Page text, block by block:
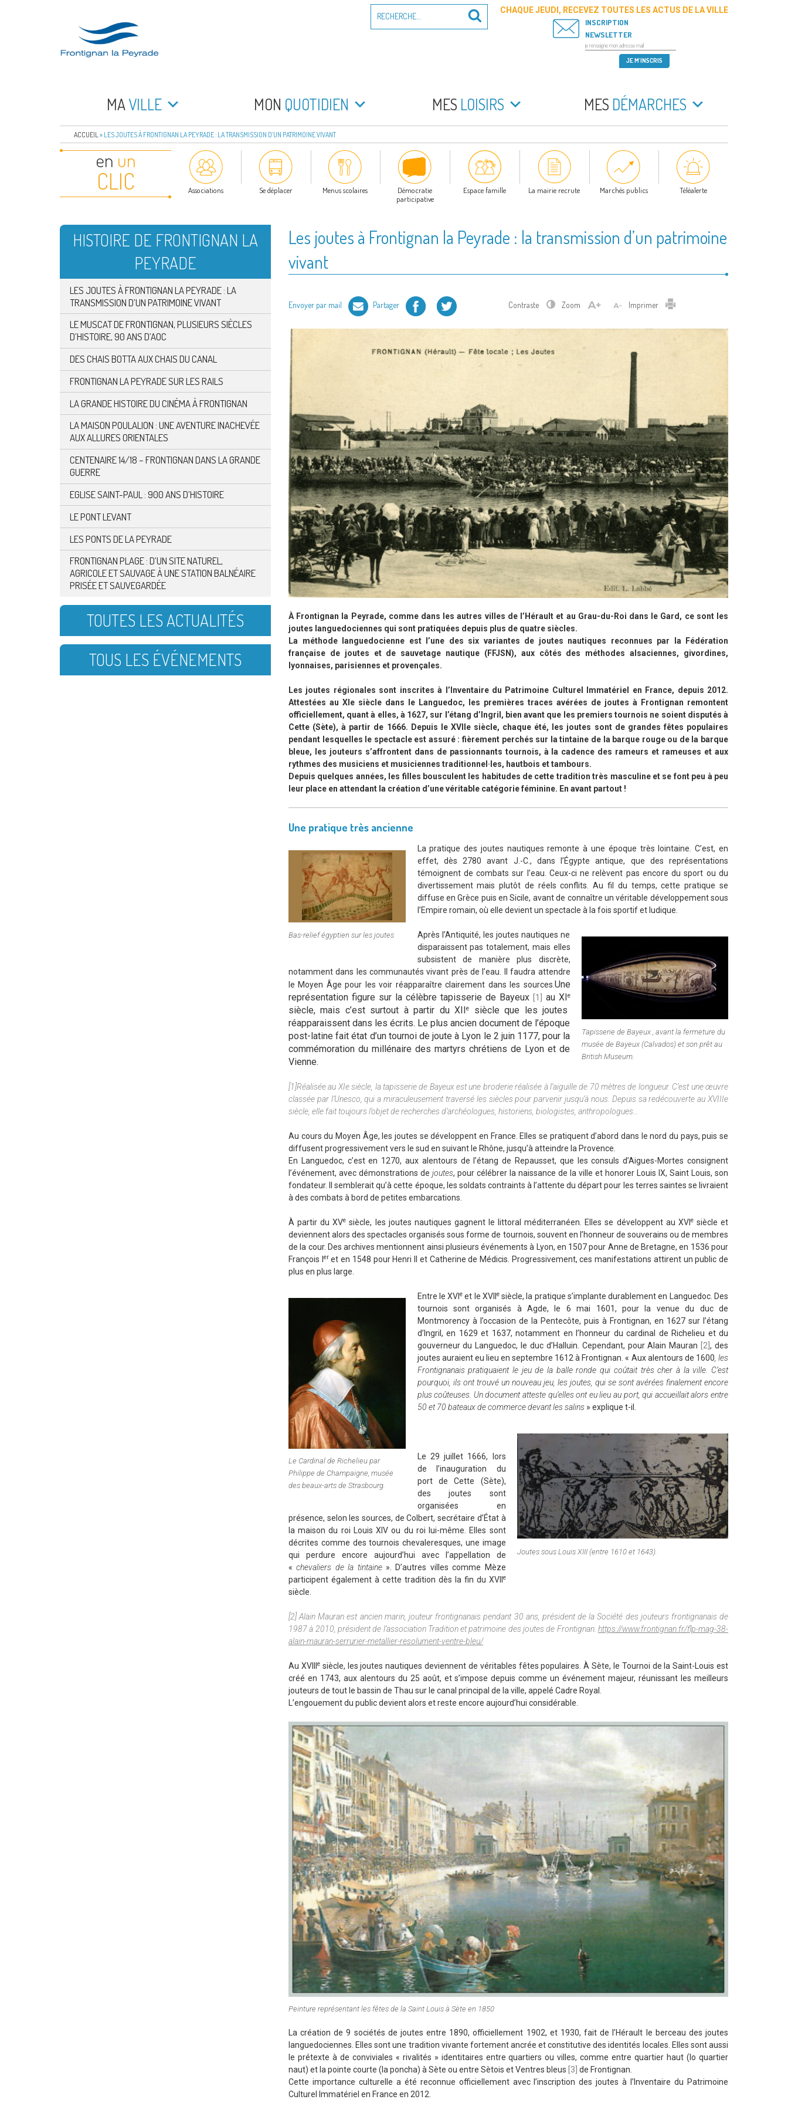
FRONTIGNAN LA PEYRADE
pour
Recherche
CHAQUE JEUDI, RECEVEZ TOUTES LES ACTUS DE LA VILLE
INSCRIPTION
NEWSLETTER
MAVILLE MON QUOTIDIEN MES LOISIRS MES DÉMARCHES
ACCUEIL » LES JOUTES À FRONTIGNAN LA PEYRADE : LA TRANSMISSION D’UN PATRIMOINE VIVANT
en un
CLIC Associations Se déplacer Menus scolaires
Démocratie
participative
Espace famille La mairie recrute Marchés publics Téléalerte
Les joutes à Frontignan la Peyrade : la transmission d’un patrimoine
vivant
Envoyer par mail Partager Facebook Twitter Contraste Zoom Imprimer Imprimer
À Frontignan la Peyrade, comme dans les autres villes de l’Hérault et au Grau-du-Roi dans le Gard, ce sont les
joutes languedociennes qui sont pratiquées depuis plus de quatre siècles.
La méthode languedocienne est l’une des six variantes de joutes nautiques reconnues par la Fédération
française de joutes et de sauvetage nautique (FFJSN), aux côtés des méthodes alsaciennes, givordines,
lyonnaises, parisiennes et provençales.
Les joutes régionales sont inscrites à l’Inventaire du Patrimoine Culturel Immatériel en France, depuis 2012.
Attestées au XIe siècle dans le Languedoc, les premières traces avérées de joutes à Frontignan remontent
officiellement, quant à elles, à 1627, sur l’étang d’Ingril, bien avant que les premiers tournois ne soient disputés à
Cette (Sète), à partir de 1666. Depuis le XVIIe siècle, chaque été, les joutes sont de grandes fêtes populaires
pendant lesquelles le spectacle est assuré : fièrement perchés sur la tintaine de la barque rouge ou de la barque
bleue, les jouteurs s’affrontent dans de passionnants tournois, à la cadence des rameurs et rameuses et aux
rythmes des musiciens et musiciennes traditionnel·les, hautbois et tambours.
Depuis quelques années, les filles bousculent les habitudes de cette tradition très masculine et se font peu à peu
leur place en attendant la création d’une véritable catégorie féminine. En avant partout !
Une pratique très ancienne
Bas-relief égyptien sur les joutes
La pratique des joutes nautiques remonte à une époque très lointaine. C’est, en
effet, dès 2780 avant J.-C., dans l’Égypte antique, que des représentations
témoignent de combats sur l’eau. Ceux-ci ne relèvent pas encore du sport ou du
divertissement mais plutôt de réels conflits. Au fil du temps, cette pratique se
diffuse en Grèce puis en Sicile, avant de connaître un véritable développement sous
l’Empire romain, où elle devient un spectacle à la fois sportif et ludique.
Tapisserie de Bayeux , avant la fermeture du
musée de Bayeux (Calvados) et son prêt au
British Museum.
Après l’Antiquité, les joutes nautiques ne
disparaissent pas totalement, mais elles
subsistent de manière plus discrète,
notamment dans les communautés vivant près de l’eau. Il faudra attendre
le Moyen Âge pour les voir réapparaître clairement dans les sources. Une
représentation figure sur la célèbre tapisserie de Bayeux
[1] au XI e
siècle, mais c’est surtout à partir du XIIe
siècle que les joutes
réapparaissent dans les écrits. Le plus ancien document de l’époque
post-latine fait état d’un tournoi de joute à Lyon le 2 juin 1177, pour la
commémoration du millénaire des martyrs chrétiens de Lyon et de
Vienne.
[1]Réalisée au XIe siècle, la tapisserie de Bayeux est une broderie réalisée à l’aiguille de 70 mètres de longueur. C’est une œuvre
classée par l’Unesco, qui a miraculeusement traversé les siècles pour parvenir jusqu’à nous. Depuis sa redécouverte au XVIIIe
siècle, elle fait toujours l’objet de recherches d’archéologues, historiens, biologistes, anthropologues…
Au cours du Moyen Âge, les joutes se développent en France. Elles se pratiquent d’abord dans le nord du pays, puis se
diffusent progressivement vers le sud en suivant le Rhône, jusqu’à atteindre la Provence.
En Languedoc, c’est en 1270, aux alentours de l’étang de Repausset, que les consuls d’Aigues-Mortes consignent
l’événement, avec démonstrations de joutes, pour célébrer la naissance de la ville et honorer Louis IX, Saint Louis, son
fondateur. Il semblerait qu’à cette époque, les soldats contraints à l’attente du départ pour les terres saintes se livraient
à des combats à bord de petites embarcations.
À partir du XVe siècle, les joutes nautiques gagnent le littoral méditerranéen. Elles se développent au XVI esiècle et
deviennent alors des spectacles organisés sous forme de tournois, souvent en l’honneur de souverains ou de membres
de la cour. Des archives mentionnent ainsi plusieurs événements à Lyon, en 1507 pour Anne de Bretagne, en 1536 pour
François I
eret en 1548 pour Henri II et Catherine de Médicis. Progressivement, ces manifestations attirent un public de
plus en plus large.
Le Cardinal de Richelieu par
Philippe de Champaigne, musée
des beaux-arts de Strasbourg.
Entre le XVIe et le XVII esiècle, la pratique s’implante durablement en Languedoc. Des
tournois sont organisés à Agde, le 6 mai 1601, pour la venue du duc de
Montmorency à l’occasion de la Pentecôte, puis à Frontignan, en 1627 sur l’étang
d’Ingril, en 1629 et 1637, notamment en l’honneur du cardinal de Richelieu et du
gouverneur du Languedoc, le duc d’Halluin. Cependant, pour Alain Mauran
[2], des
joutes auraient eu lieu en septembre 1612 à Frontignan. « Aux alentours de 1600 , les
Frontignanais pratiquaient le jeu de la balle ronde qui coûtait très cher à la ville. C’est
pourquoi, ils ont trouvé un nouveau jeu, les joutes, qui se sont avérées finalement encore
plus coûteuses. Un document atteste qu’elles ont eu lieu au port, qui accueillait alors entre
50 et 70 bateaux de commerce devant les salins » explique t-il.
Joutes sous Louis XIII (entre 1610 et 1643).
Le 29 juillet 1666, lors
de l’inauguration du
port de Cette (Sète),
des joutes sont
organisées en
présence, selon les sources, de Colbert, secrétaire d’État à
la maison du roi Louis XIV ou du roi lui-même. Elles sont
décrites comme des tournois chevaleresques, une image
qui perdure encore aujourd’hui avec l’appellation de
«chevaliers de la tintaine». D’autres villes comme Mèze
participent également à cette tradition dès la fin du XVII e
siècle.
[2] Alain Mauran est ancien marin, jouteur frontignanais pendant 30 ans, président de la Société des jouteurs frontignanais de
1987 à 2010, président de l’association Tradition et patrimoine des joutes de Frontignan. https://www.frontignan.fr/flp-mag-38-
alain-mauran-serrurier-metallier-resolument-ventre-bleu/
Au XVIII esiècle, les joutes nautiques deviennent de véritables fêtes populaires. À Sète, le Tournoi de la Saint-Louis est
créé en 1743, aux alentours du 25 août, et s’impose depuis comme un événement majeur, réunissant les meilleurs
jouteurs de tout le bassin de Thau sur le canal principal de la ville, appelé Cadre Royal.
L’engouement du public devient alors et reste encore aujourd’hui considérable.
Peinture représentant les fêtes de la Saint Louis à Sète en 1850
La création de 9 sociétés de joutes entre 1890, officiellement 1902, et 1930, fait de l’Hérault le berceau des joutes
languedociennes. Elles sont une tradition vivante fortement ancrée et constitutive des identités locales. Elles sont aussi
le prétexte à de conviviales « rivalités » identitaires entre quartiers ou villes, comme entre quartier haut (lo quartier
naut) et la pointe courte (la poncha) à Sète ou entre Sètois et Ventres bleus [3] de Frontignan.
Cette importance culturelle a été reconnue officiellement avec l’inscription des joutes à l’Inventaire du Patrimoine
Culturel Immatériel en France en 2012.
HISTOIRE DE FRONTIGNAN LA
PEYRADE
LES JOUTES À FRONTIGNAN LA PEYRADE : LA
TRANSMISSION D’UN PATRIMOINE VIVANT
LE MUSCAT DE FRONTIGNAN, PLUSIEURS SIÈCLES
D’HISTOIRE, 90 ANS D’AOC
DES CHAIS BOTTA AUX CHAIS DU CANAL
FRONTIGNAN LA PEYRADE SUR LES RAILS
LA GRANDE HISTOIRE DU CINÉMA À FRONTIGNAN
LA MAISON POULALION : UNE AVENTURE INACHEVÉE
AUX ALLURES ORIENTALES
CENTENAIRE 14/18 – FRONTIGNAN DANS LA GRANDE
GUERRE
EGLISE SAINT-PAUL : 900 ANS D’HISTOIRE
LE PONT LEVANT
LES PONTS DE LA PEYRADE
FRONTIGNAN PLAGE : D’UN SITE NATUREL,
AGRICOLE ET SAUVAGE À UNE STATION BALNÉAIRE
PRISÉE ET SAUVEGARDÉE
TOUTES LES ACTUALITÉS
TOUS LES ÉVÉNEMENTS